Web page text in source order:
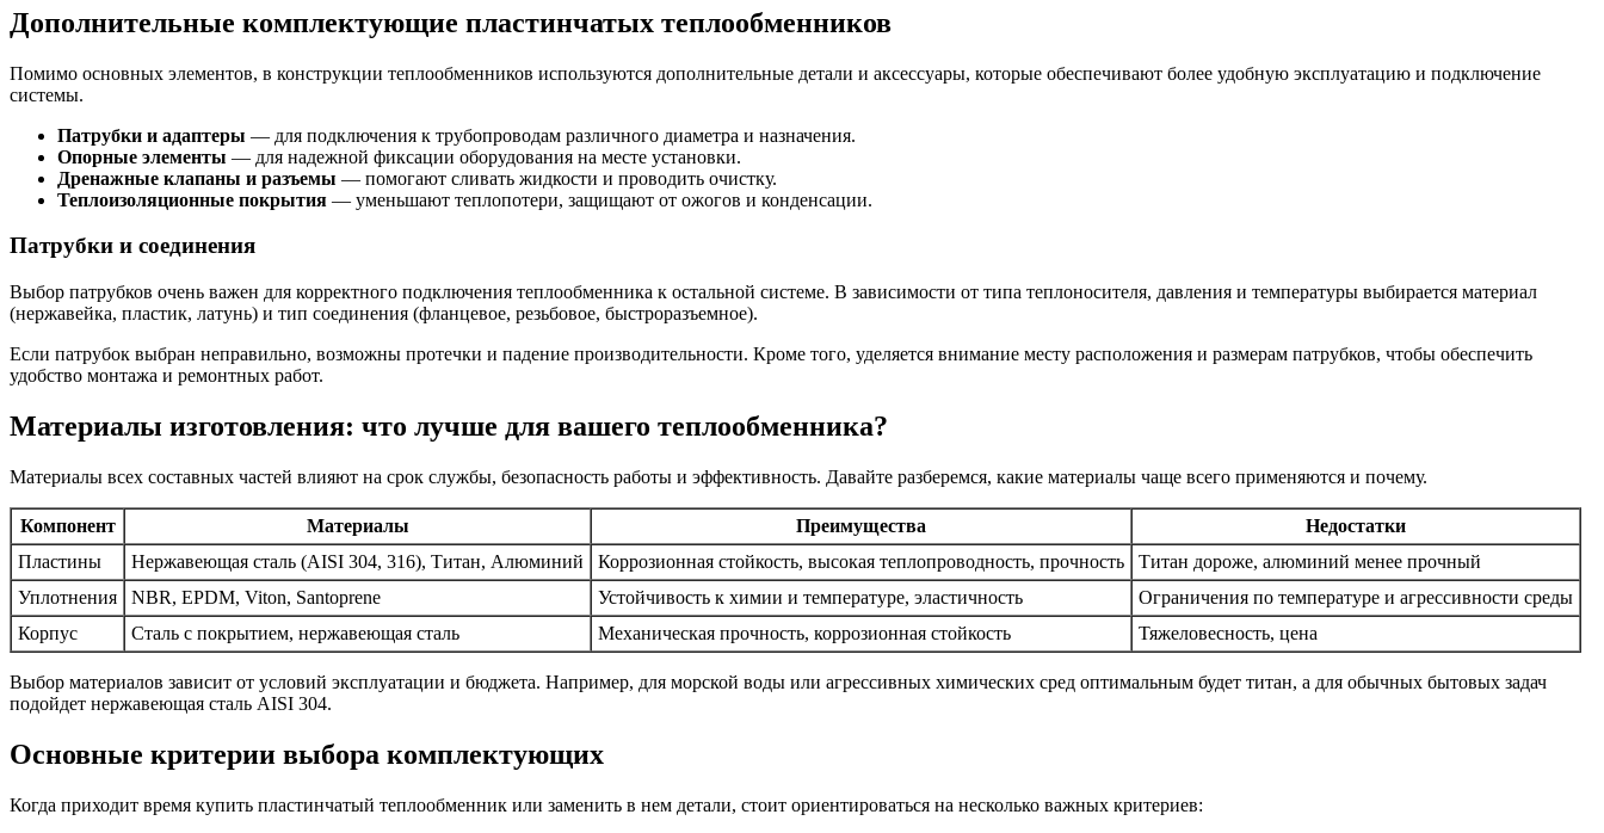
Дополнительные комплектующие пластинчатых теплообменников
Помимо основных элементов, в конструкции теплообменников используются дополнительные детали и аксессуары, которые обеспечивают более удобную эксплуатацию и подключение
системы.
Патрубки и адаптеры — для подключения к трубопроводам различного диаметра и назначения.
Опорные элементы — для надежной фиксации оборудования на месте установки.
Дренажные клапаны и разъемы — помогают сливать жидкости и проводить очистку.
Теплоизоляционные покрытия — уменьшают теплопотери, защищают от ожогов и конденсации.
Патрубки и соединения
Выбор патрубков очень важен для корректного подключения теплообменника к остальной системе. В зависимости от типа теплоносителя, давления и температуры выбирается материал
(нержавейка, пластик, латунь) и тип соединения (фланцевое, резьбовое, быстроразъемное).
Если патрубок выбран неправильно, возможны протечки и падение производительности. Кроме того, уделяется внимание месту расположения и размерам патрубков, чтобы обеспечить
удобство монтажа и ремонтных работ.
Материалы изготовления: что лучше для вашего теплообменника?
Материалы всех составных частей влияют на срок службы, безопасность работы и эффективность. Давайте разберемся, какие материалы чаще всего применяются и почему.
Компонент Материалы Преимущества
Недостатки
Пластины
Нержавеющая сталь (AISI 304, 316), Титан, Алюминий Коррозионная стойкость, высокая теплопроводность, прочность
Титан дороже, алюминий менее прочный
Уплотнения
NBR, EPDM, Viton, Santoprene Устойчивость к химии и температуре, эластичность
Ограничения по температуре и агрессивности среды
Корпус
Сталь с покрытием, нержавеющая сталь Механическая прочность, коррозионная стойкость Тяжеловесность, цена
Выбор материалов зависит от условий эксплуатации и бюджета. Например, для морской воды или агрессивных химических сред оптимальным будет титан, а для обычных бытовых задач
подойдет нержавеющая сталь AISI 304.
Основные критерии выбора комплектующих
Когда приходит время купить пластинчатый теплообменник или заменить в нем детали, стоит ориентироваться на несколько важных критериев: